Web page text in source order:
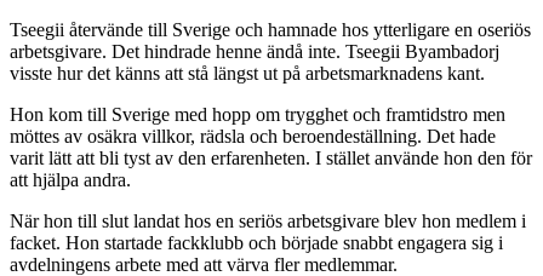
Tseegii återvände till Sverige och hamnade hos ytterligare en oseriös
arbetsgivare. Det hindrade henne ändå inte. Tseegii Byambadorj
visste hur det känns att stå längst ut på arbetsmarknadens kant.
Hon kom till Sverige med hopp om trygghet och framtidstro men
möttes av osäkra villkor, rädsla och beroendeställning. Det hade
varit lätt att bli tyst av den erfarenheten. I stället använde hon den för
att hjälpa andra.
När hon till slut landat hos en seriös arbetsgivare blev hon medlem i
facket. Hon startade fackklubb och började snabbt engagera sig i
avdelningens arbete med att värva fler medlemmar.